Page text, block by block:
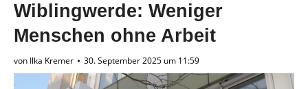
Wiblingwerde: Weniger
Menschen ohne Arbeit
von Ilka Kremer 30. September 2025 um 11:59